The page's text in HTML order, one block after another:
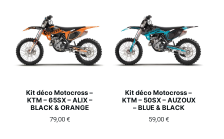
Kit déco Motocross –
KTM – 65SX – ALIX –
BLACK & ORANGE
79,00 €
Kit déco Motocross –
KTM – 50SX – AUZOUX
– BLUE & BLACK
59,00 €